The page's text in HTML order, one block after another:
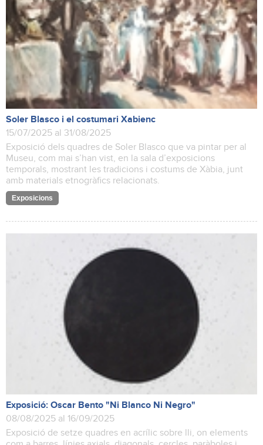
Soler Blasco i el costumari Xabienc
15/07/2025 al 31/08/2025
Exposició dels quadres de Soler Blasco que va pintar per al
Museu, com mai s’han vist, en la sala d’exposicions
temporals, mostrant les tradicions i costums de Xàbia, junt
amb materials etnogràfics relacionats.
Exposicions
Exposició: Oscar Bento "Ni Blanco Ni Negro"
08/08/2025 al 16/09/2025
Exposició de setze quadres en acrílic sobre lli, on elements